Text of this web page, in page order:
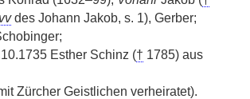
des Johann Jakob, s. 1), Gerber;
Esther Schinz († 1785) aus
Zürcher Geistlichen verheiratet).